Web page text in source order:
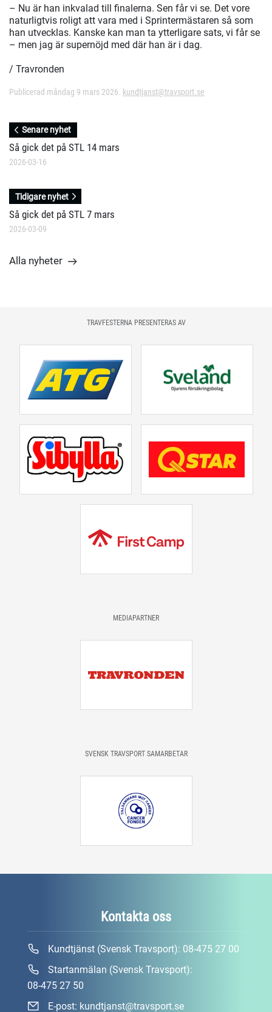
– Nu är han inkvalad till finalerna. Sen får vi se. Det vore
naturligtvis roligt att vara med i Sprintermästaren så som
han utvecklas. Kanske kan man ta ytterligare sats, vi får se
– men jag är supernöjd med där han är i dag.
/ Travronden
Publicerad måndag 9 mars 2026. kundtjanst@travsport.se
Senare nyhet
Så gick det på STL 14 mars
2026-03-16
Tidigare nyhet
Så gick det på STL 7 mars
2026-03-09
Alla nyheter
TRAVFESTERNA PRESENTERAS AV
MEDIAPARTNER
SVENSK TRAVSPORT SAMARBETAR
Kontakta oss
Kundtjänst (Svensk Travsport): 08-475 27 00
Startanmälan (Svensk Travsport):
08-475 27 50
E-post: kundtjanst@travsport.se